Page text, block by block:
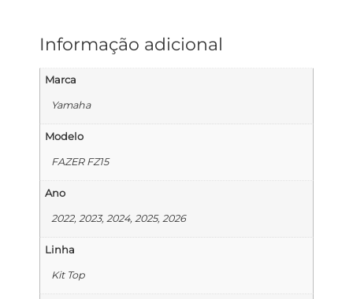
Informação adicional
Marca
Yamaha
Modelo
FAZER FZ15
Ano
2022, 2023, 2024, 2025, 2026
Linha
Kit Top